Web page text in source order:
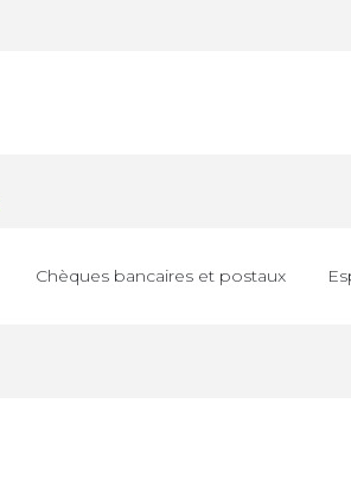
Chèques bancaires et postaux